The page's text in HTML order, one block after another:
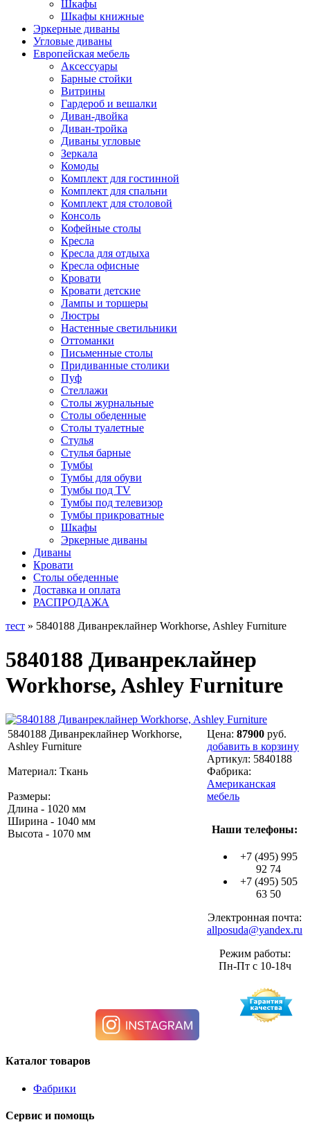
Шкафы
Шкафы книжные
Эркерные диваны
Угловые диваны
Европейская мебель
Аксессуары
Барные стойки
Витрины
Гардероб и вешалки
Диван-двойка
Диван-тройка
Диваны угловые
Зеркала
Комоды
Комплект для гостинной
Комплект для спальни
Комплект для столовой
Консоль
Кофейные столы
Кресла
Кресла для отдыха
Кресла офисные
Кровати
Кровати детские
Лампы и торшеры
Люстры
Настенные светильники
Оттоманки
Письменные столы
Придиванные столики
Пуф
Стеллажи
Столы журнальные
Столы обеденные
Столы туалетные
Стулья
Стулья барные
Тумбы
Тумбы для обуви
Тумбы под TV
Тумбы под телевизор
Тумбы прикроватные
Шкафы
Эркерные диваны
Диваны
Кровати
Столы обеденные
Доставка и оплата
РАСПРОДАЖА
тест » 5840188 Диванреклайнер Workhorse, Ashley Furniture
5840188 Диванреклайнер
Workhorse, Ashley Furniture
5840188 Диванреклайнер Workhorse,
Ashley Furniture
Материал: Ткань
Размеры:
Длина - 1020 мм
Ширина - 1040 мм
Высота - 1070 мм
Цена: 87900 руб.
добавить в корзину
Артикул: 5840188
Фабрика:
Американская
мебель
Наши телефоны:
+7 (495) 995
92 74
+7 (495) 505
63 50
Электронная почта:
allposuda@yandex.ru
Режим работы:
Пн-Пт с 10-18ч
Каталог товаров
Фабрики
Сервис и помощь